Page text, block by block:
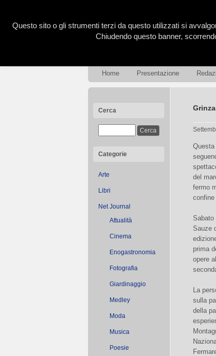
Home Presentazione
Cerca
Categorie
Arte
Libri
Net Journal
Attualità
Cinema
Enogastronomia
Fotografia
Giardinaggio
Medley
Moda
Musica
Poesie
del
fermo
confine
Sauze
prima
opere
La
sulla
della
Questo sito o gli strumenti terzi da questo utilizzati si
Chiudendo questo banner,